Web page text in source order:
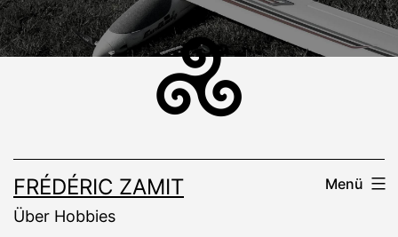
Zum
Inhalt
FRÉDÉRIC ZAMIT
Über Hobbies
Menü